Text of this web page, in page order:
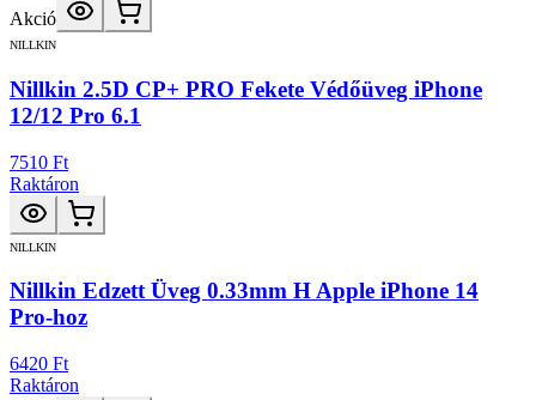
Akció
NILLKIN
Nillkin 2.5D CP+ PRO Fekete Védőüveg iPhone
12/12 Pro 6.1
7510 Ft
Raktáron
NILLKIN
Nillkin Edzett Üveg 0.33mm H Apple iPhone 14
Pro-hoz
6420 Ft
Raktáron